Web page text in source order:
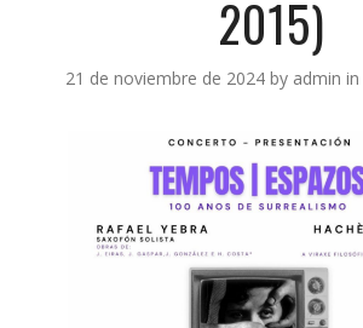
2015)
21 de noviembre de 2024 by admin in